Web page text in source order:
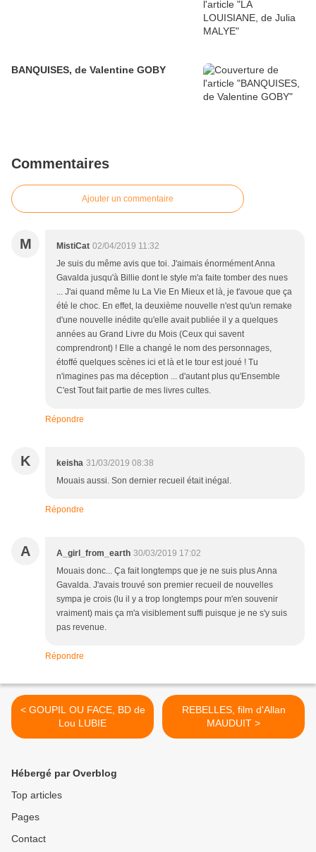
BANQUISES, de Valentine GOBY
Commentaires
Ajouter un commentaire
M MistiCat 02/04/2019 11:32
Je suis du même avis que toi. J'aimais énormément Anna
Gavalda jusqu'à Billie dont le style m'a faite tomber des nues
... J'ai quand même lu La Vie En Mieux et là, je t'avoue que ça
été le choc. En effet, la deuxième nouvelle n'est qu'un remake
d'une nouvelle inédite qu'elle avait publiée il y a quelques
années au Grand Livre du Mois (Ceux qui savent
comprendront) ! Elle a changé le nom des personnages,
étoffé quelques scènes ici et là et le tour est joué ! Tu
n'imagines pas ma déception ... d'autant plus qu'Ensemble
C'est Tout fait partie de mes livres cultes.
Répondre
K keisha 31/03/2019 08:38
Mouais aussi. Son dernier recueil était inégal.
Répondre
A A_girl_from_earth 30/03/2019 17:02
Mouais donc... Ça fait longtemps que je ne suis plus Anna
Gavalda. J'avais trouvé son premier recueil de nouvelles
sympa je crois (lu il y a trop longtemps pour m'en souvenir
vraiment) mais ça m'a visiblement suffi puisque je ne s'y suis
pas revenue.
Répondre
< GOUPIL OU FACE, BD de
Lou LUBIE
REBELLES, film d'Allan
MAUDUIT >
Hébergé par Overblog
Top articles
Pages
Contact